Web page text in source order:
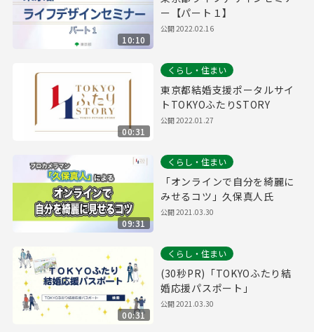
10:10
ー【パート１】
公開2022.02.16
00:31
くらし・住まい
東京都結婚支援ポータルサイ
トTOKYOふたりSTORY
公開2022.01.27
09:31
くらし・住まい
「オンラインで自分を綺麗に
みせるコツ」久保真人氏
公開2021.03.30
00:31
くらし・住まい
(30秒PR)「TOKYOふたり結
婚応援パスポート」
公開2021.03.30